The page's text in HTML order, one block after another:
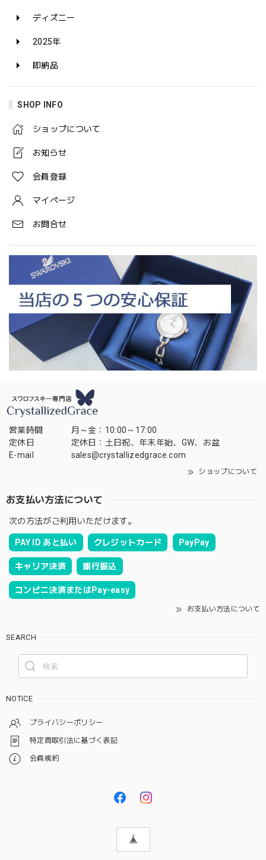
ディズニー
2025年
即納品
SHOP INFO
ショップについて
お知らせ
会員登録
マイページ
お問合せ
営業時間
月～金：10:00～17:00
定休日
定休日：土日祝、年末年始、GW、お盆
E-mail
sales@crystallizedgrace.com
ショップについて
お支払い方法について
次の方法がご利用いただけます。
PAY ID あと払い クレジットカード PayPay
キャリア決済 銀行振込
コンビニ決済またはPay-easy
お支払い方法について
SEARCH
NOTICE
プライバシーポリシー
特定商取引法に基づく表記
会員規約